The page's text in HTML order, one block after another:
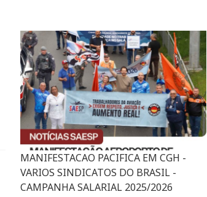
MANIFESTACAO PACIFICA EM CGH -
VARIOS SINDICATOS DO BRASIL -
CAMPANHA SALARIAL 2025/2026